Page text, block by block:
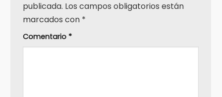
publicada. Los campos obligatorios están
marcados con *
Comentario *